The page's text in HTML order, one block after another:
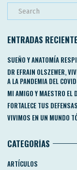
ENTRADAS
SUEÑO Y ANATOMÍA
DR EFRAIN OLSZEWER,
A LA PANDEMIA DEL
MI AMIGO Y MAESTRO EL
FORTALECE TUS
VIVIMOS EN UN MUNDO
CATEGORÍAS
ARTÍCULOS